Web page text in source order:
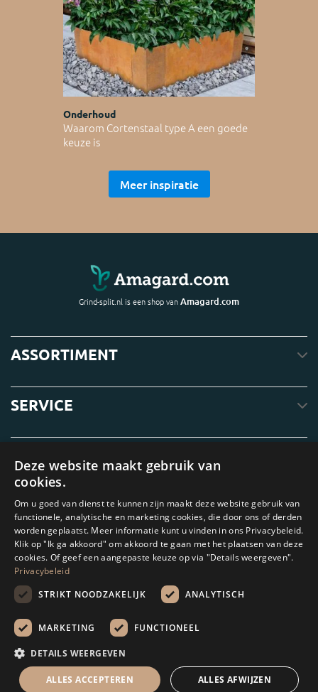
Onderhoud
Waarom Cortenstaal type A een goede
keuze is
Meer inspiratie
Grind-split.nl is een shop vanAmagard.com
ASSORTIMENT
SERVICE
website mag zonder schriftelijke toestemming van Kranendonk B.V. worden
Deze website maakt gebruik van
cookies.
Om u goed van dienst te kunnen zijn maakt deze website gebruik van
functionele, analytische en marketing cookies, die door ons of derden
worden geplaatst. Meer informatie kunt u vinden in ons Privacybeleid.
Klik op "Ik ga akkoord" om akkoord te gaan met het plaatsen van deze
cookies. Of geef een aangepaste keuze op via "Details weergeven".
Privacybeleid
STRIKT NOODZAKELIJK
ANALYTISCH
MARKETING FUNCTIONEEL
DETAILS WEERGEVEN
ALLES ACCEPTEREN ALLES AFWIJZEN